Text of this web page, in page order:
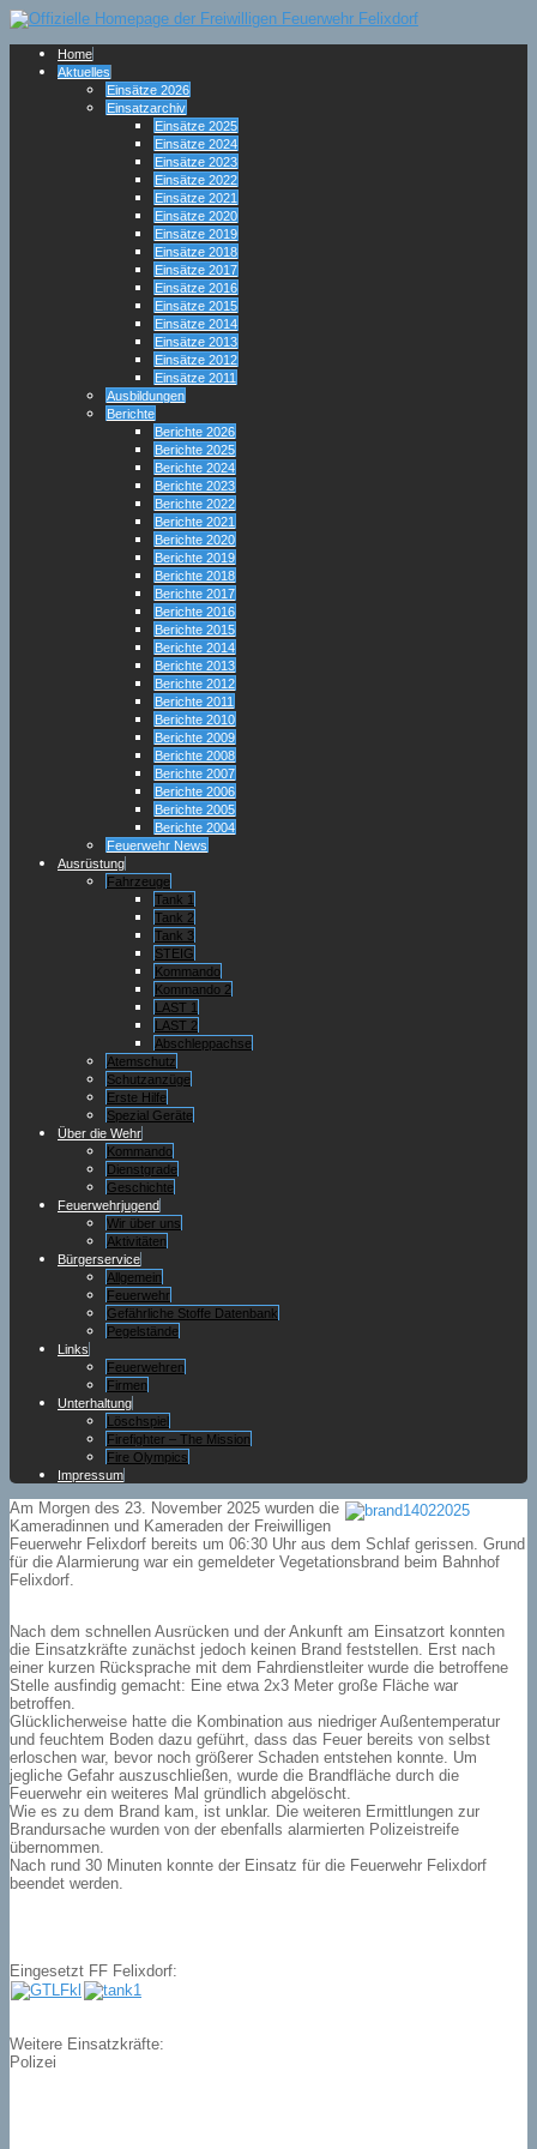
Home
Aktuelles
Einsätze 2026
Einsatzarchiv
Einsätze 2025
Einsätze 2024
Einsätze 2023
Einsätze 2022
Einsätze 2021
Einsätze 2020
Einsätze 2019
Einsätze 2018
Einsätze 2017
Einsätze 2016
Einsätze 2015
Einsätze 2014
Einsätze 2013
Einsätze 2012
Einsätze 2011
Ausbildungen
Berichte
Berichte 2026
Berichte 2025
Berichte 2024
Berichte 2023
Berichte 2022
Berichte 2021
Berichte 2020
Berichte 2019
Berichte 2018
Berichte 2017
Berichte 2016
Berichte 2015
Berichte 2014
Berichte 2013
Berichte 2012
Berichte 2011
Berichte 2010
Berichte 2009
Berichte 2008
Berichte 2007
Berichte 2006
Berichte 2005
Berichte 2004
Feuerwehr News
Ausrüstung
Fahrzeuge
Tank 1
Tank 2
Tank 3
STEIG
Kommando
Kommando 2
LAST 1
LAST 2
Abschleppachse
Atemschutz
Schutzanzüge
Erste Hilfe
Spezial Geräte
Über die Wehr
Kommando
Dienstgrade
Geschichte
Feuerwehrjugend
Wir über uns
Aktivitäten
Bürgerservice
Allgemein
Feuerwehr
Gefährliche Stoffe Datenbank
Pegelstände
Links
Feuerwehren
Firmen
Unterhaltung
Löschspiel
Firefighter – The Mission
Fire Olympics
Impressum
Am Morgen des 23. November 2025 wurden die
Kameradinnen und Kameraden der Freiwilligen
Feuerwehr Felixdorf bereits um 06:30 Uhr aus dem Schlaf gerissen. Grund
für die Alarmierung war ein gemeldeter Vegetationsbrand beim Bahnhof
Felixdorf.
Nach dem schnellen Ausrücken und der Ankunft am Einsatzort konnten
die Einsatzkräfte zunächst jedoch keinen Brand feststellen. Erst nach
einer kurzen Rücksprache mit dem Fahrdienstleiter wurde die betroffene
Stelle ausfindig gemacht: Eine etwa 2x3 Meter große Fläche war
betroffen.
Glücklicherweise hatte die Kombination aus niedriger Außentemperatur
und feuchtem Boden dazu geführt, dass das Feuer bereits von selbst
erloschen war, bevor noch größerer Schaden entstehen konnte. Um
jegliche Gefahr auszuschließen, wurde die Brandfläche durch die
Feuerwehr ein weiteres Mal gründlich abgelöscht.
Wie es zu dem Brand kam, ist unklar. Die weiteren Ermittlungen zur
Brandursache wurden von der ebenfalls alarmierten Polizeistreife
übernommen.
Nach rund 30 Minuten konnte der Einsatz für die Feuerwehr Felixdorf
beendet werden.
Eingesetzt FF Felixdorf:
Weitere Einsatzkräfte:
Polizei